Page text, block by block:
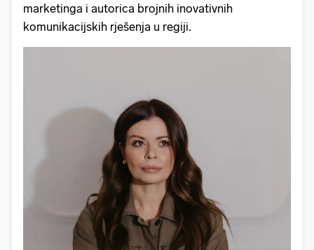
marketinga i autorica brojnih inovativnih
komunikacijskih rješenja u regiji.